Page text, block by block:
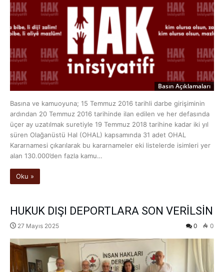
Basın Açıklamaları
Basına ve kamuoyuna; 15 Temmuz 2016 tarihli darbe girişiminin
ardından 20 Temmuz 2016 tarihinde ilan edilen ve her defasında
üçer ay uzatılmak suretiyle 19 Temmuz 2018 tarihine kadar iki yıl
süren Olağanüstü Hal (OHAL) kapsamında 31 adet OHAL
Kararnamesi çıkarılarak bu kararnameler eki listelerde isimleri yer
alan 130.000’den fazla kamu…
Oku »
HUKUK DIŞI DEPORTLARA SON VERİLSİN
27 Mayıs 2025 0 0